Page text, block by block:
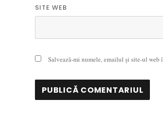
SITE WEB
Salvează-mi numele, emailul și site-ul web